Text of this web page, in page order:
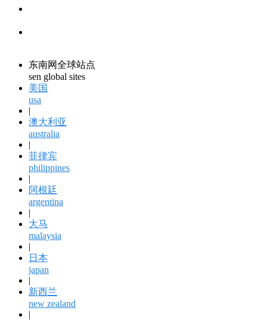
东南网全球站点
sen global sites
美国
usa
|
澳大利亚
australia
|
菲律宾
philippines
|
阿根廷
argentina
|
大马
malaysia
|
日本
japan
|
新西兰
new zealand
|